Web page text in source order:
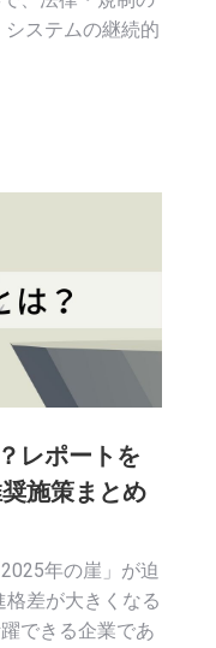
ステムの継続的
レポートを
施策まとめ
年の崖」が迫
差が大きくなる
できる企業であ